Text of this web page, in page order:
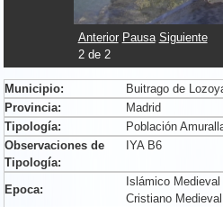
Anterior Pausa Siguiente
2de 2
Municipio:
Buitrago de
Provincia:
Madrid
Tipología:
Población
Observaciones de
Tipología:
IYA B6
Epoca:
Islámico Medieval
Cristiano Medieval